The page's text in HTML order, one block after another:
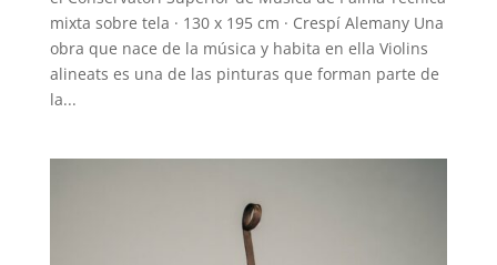
mixta sobre tela · 130 x 195 cm · Crespí Alemany Una
obra que nace de la música y habita en ella Violins
alineats es una de las pinturas que forman parte de
la...